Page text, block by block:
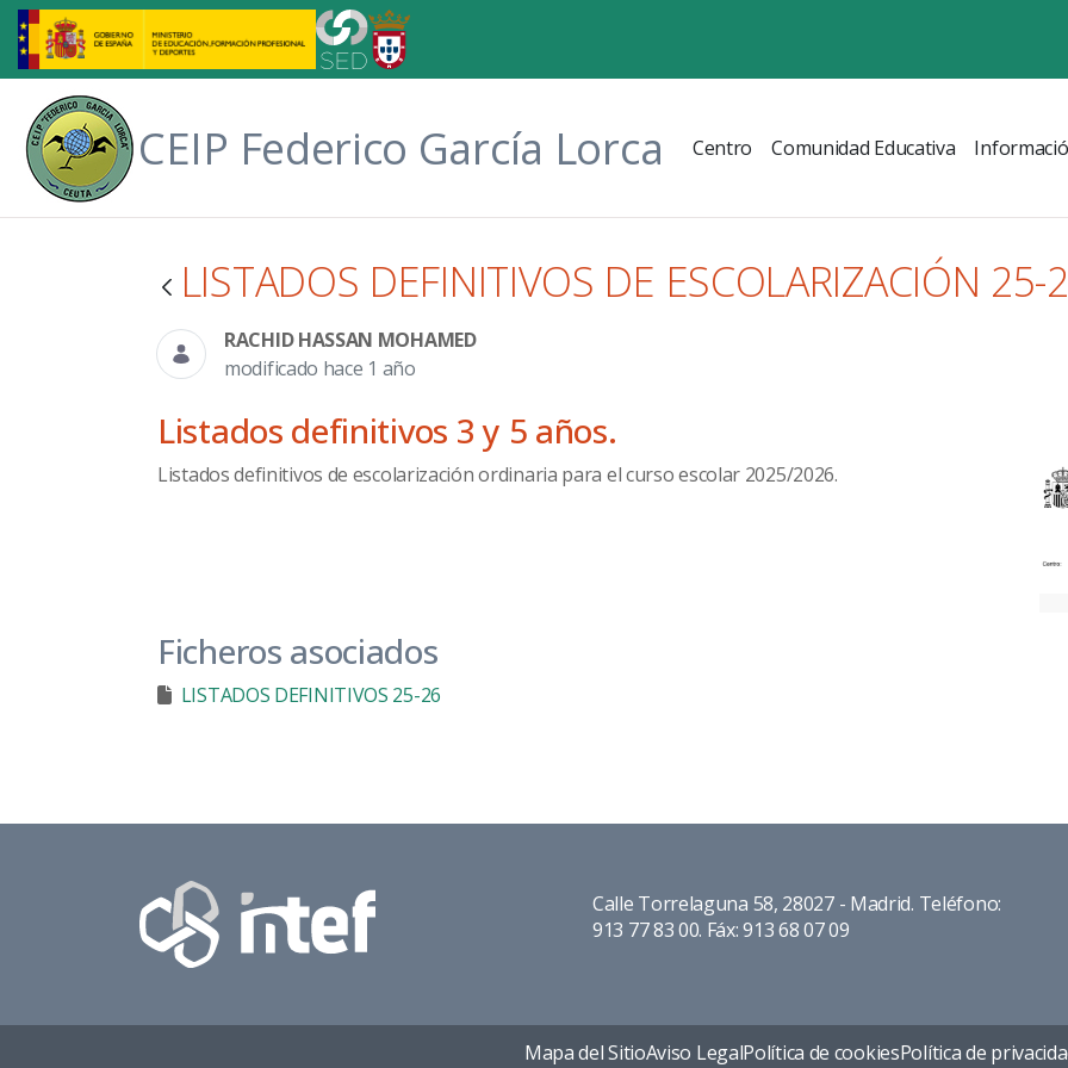
Saltar al contenido principal
CEIP Federico García Lorca Centro Comunidad Educativa
LISTADOS DEFINITIVOS DE ESCOLARIZACIÓN 25-
RACHID HASSAN MOHAMED
modificado hace 1 año
Listados definitivos 3 y 5 años.
Listados definitivos de escolarización ordinaria para el curso escolar 2025/2026.
Ficheros asociados
LISTADOS DEFINITIVOS 25-26
Calle Torrelaguna 58, 28027 - Madrid. Teléfono:
913 77 83 00. Fáx: 913 68 07 09
Mapa del SitioAviso LegalPolítica de cookiesPolítica de